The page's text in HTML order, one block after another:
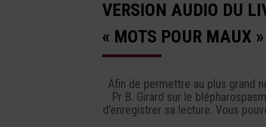
VERSION AUDIO DU
« MOTS POUR MAUX »
Afin de permettre au plus grand
Pr B. Girard sur le
d’enregistrer sa lecture. Vous